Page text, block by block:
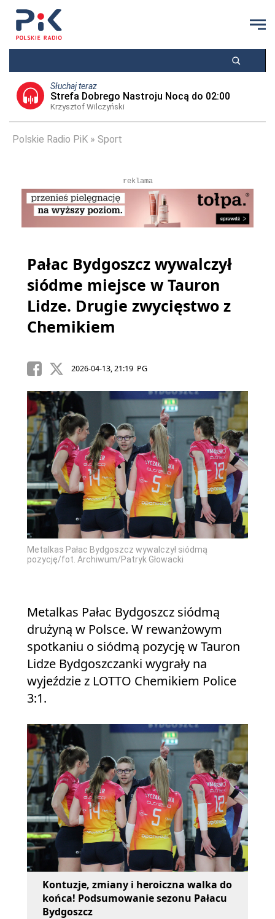
Słuchaj teraz
Strefa Dobrego Nastroju Nocą do 02:00
Krzysztof Wilczyński
Polskie Radio PiK Sport
reklama
Pałac Bydgoszcz wywalczył
siódme miejsce w Tauron
Lidze. Drugie zwycięstwo z
Chemikiem
2026-04-13, 21:19 PG
Metalkas Pałac Bydgoszcz wywalczył siódmą
pozycję/fot. Archiwum/Patryk Głowacki
Metalkas Pałac Bydgoszcz siódmą
drużyną w Polsce. W rewanżowym
spotkaniu o siódmą pozycję w Tauron
Lidze Bydgoszczanki wygrały na
wyjeździe z LOTTO Chemikiem Police
3:1.
Kontuzje, zmiany i heroiczna walka do
końca! Podsumowanie sezonu Pałacu
Bydgoszcz